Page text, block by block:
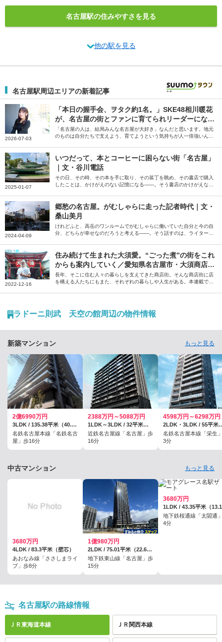
名古屋駅の住みやすさを見る
他の駅を見る
名古屋駅周辺エリアの新着記事
2026-07-03
「本日の握手会、ヲタク約1名。」SKE48相川暖花
が、名古屋の街とファンに育てられリーダーになる
まで
「名古屋の人は、結局みんな名古屋が大好き」なんだと思います。地元
のものは自分たちで支えよう、育てようという気持ちが人一倍強いんで
2025-01-07
いつだって、本とコーヒーに困らない街「名古屋」
｜文・谷川電話
その日、その時、その本を手に取り、その装丁を眺め、その書店で購入
したことは、かけがえのない記憶になる――。そう書店のかけがえなさ
ていただきました。
2024-04-09
郷愁の名古屋。がむしゃらに走った記者時代｜文・
桑山美月
けれどふと、高岳のワンルームでがむしゃらに働いていた自分と今の自
分、どちらが幸せなのだろうと考える――。そう話すのは、ライターの
2022-12-16
住み続けて生まれた大須愛。“ごった煮”の街をこれ
からも案内していく／愛知県名古屋市・大須商店街
「大須案内人」スティーブン・カーターさん【商店
街の住人たち】
長年、そこに住む人々の暮らしを支えてきた商店街。そんな商店街に店
を構える人たちにもまた、それぞれの暮らしや人生がある。本連載で
ました。
ラドーニ則武 天空の館周辺の物件情報
新築マンション もっと見る
2億6990万円
3LDK / 135.38平米（40.95坪）（壁芯）
名鉄名古屋本線「名鉄名古
屋」歩16分
2388万円～5088万円
1LDK～3LDK / 32平米～72.15平米
近鉄名古屋線「名古屋」歩
16分
4598万円～6298万円
2LDK・3LDK / 55平米～68.27平米
名鉄名古屋本線「栄生
3分
中古マンション もっと見る
3680万円
4LDK / 83.3平米（壁芯）
あおなみ線「ささしまライ
ブ」歩8分
1億980万円
2LDK / 75.01平米（22.69坪）（壁芯）
地下鉄東山線「名古屋」歩
15分
3680万円
地下鉄桜通線「太閤通
4分
名古屋駅の路線情報
ＪＲ東海道本線 ＪＲ関西本線